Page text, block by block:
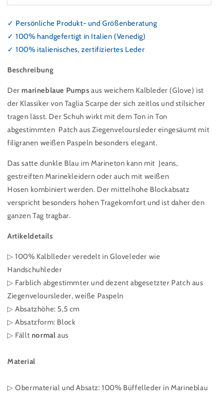
✓ Persönliche Produkt- und Größenberatung
✓ 100% handgefertigt in Italien (Venedig)
✓ 100% italienisches, zertifiziertes Leder
Beschreibung
Der marineblaue Pumps aus weichem Kalbleder (Glove) ist
der Klassiker von Taglia Scarpe der sich zeitlos und stilsicher
tragen lässt. Der Schuh wirkt mit dem Ton in Ton
abgestimmten Patch aus Ziegenveloursleder eingesäumt mit
filigranen weißen Paspeln besonders elegant.
Das satte dunkle Blau im Marineton kann mit Jeans,
gestreiften Marinekleidern oder auch mit weißen
Hosen kombiniert werden. Der mittelhohe Blockabsatz
verspricht besonders hohen Tragekomfort und ist daher den
ganzen Tag tragbar.
Artikeldetails
▷ 100% Kalblleder veredelt in Gloveleder wie
Handschuhleder
▷ Farblich abgestimmter und dezent abgesetzter Patch aus
Ziegenveloursleder, weiße Paspeln
▷ Absatzhöhe: 5,5 cm
▷ Absatzform: Block
▷ Fällt normal aus
Material
▷ Obermaterial und Absatz:100% Büffelleder in Marineblau